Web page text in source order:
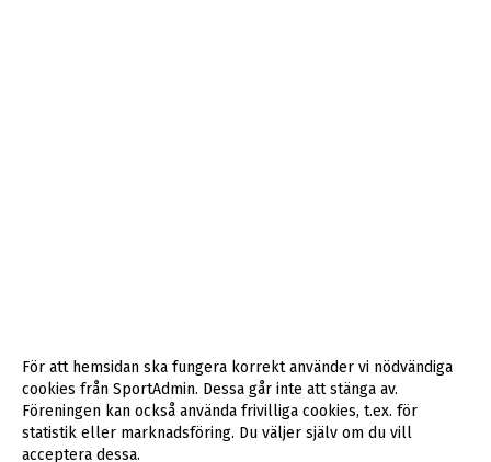
För att hemsidan ska fungera korrekt använder vi nödvändiga
cookies från SportAdmin. Dessa går inte att stänga av.
Föreningen kan också använda frivilliga cookies, t.ex. för
statistik eller marknadsföring. Du väljer själv om du vill
acceptera dessa.